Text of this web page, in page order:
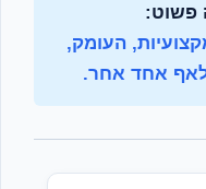
פשוט:
העומק,
אחד אחר.